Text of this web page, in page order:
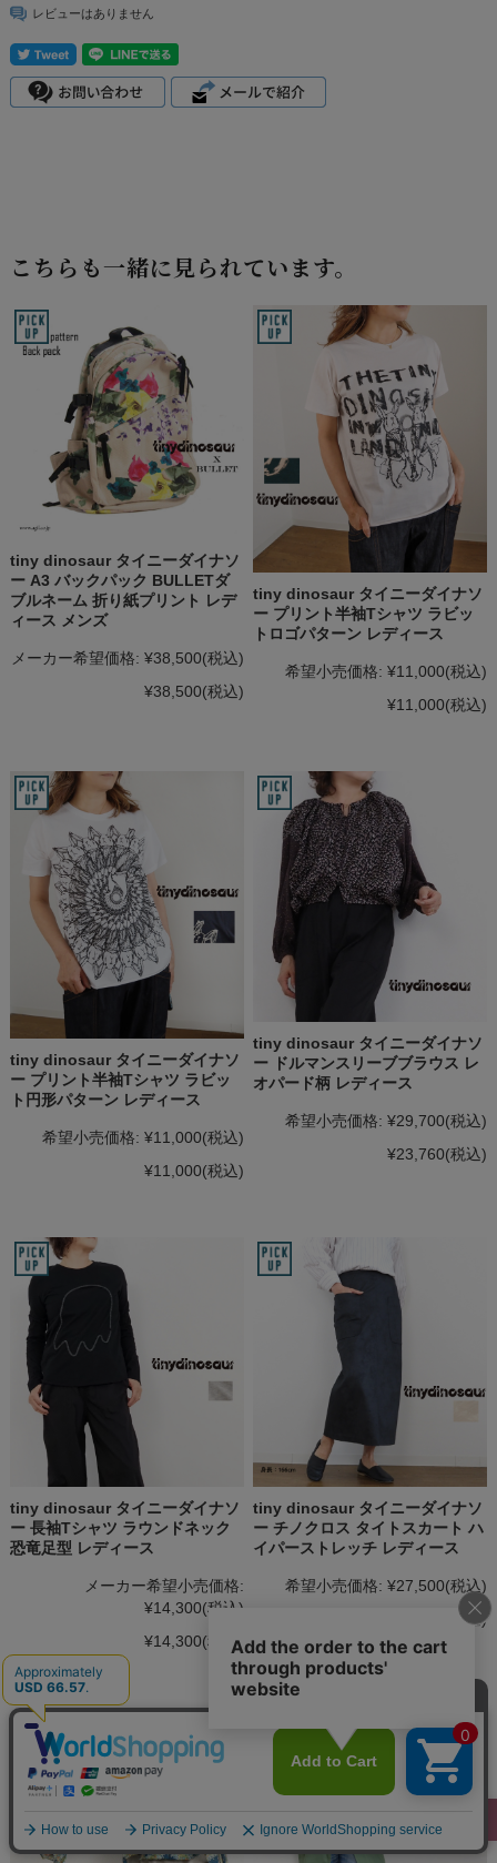
レビューはありません
こちらも一緒に見られています。
tiny dinosaur タイニーダイナソ
ー A3 バックパック BULLETダ
ブルネーム 折り紙プリント レデ
ィース メンズ
メーカー希望価格: ¥38,500(税込)
¥38,500(税込)
tiny dinosaur タイニーダイナソ
ー プリント半袖Tシャツ ラビッ
トロゴパターン レディース
希望小売価格: ¥11,000(税込)
¥11,000(税込)
tiny dinosaur タイニーダイナソ
ー プリント半袖Tシャツ ラビッ
ト円形パターン レディース
希望小売価格: ¥11,000(税込)
¥11,000(税込)
tiny dinosaur タイニーダイナソ
ー ドルマンスリーブブラウス レ
オパード柄 レディース
希望小売価格: ¥29,700(税込)
¥23,760(税込)
tiny dinosaur タイニーダイナソ
ー 長袖Tシャツ ラウンドネック
恐竜足型 レディース
メーカー希望小売価格:
¥14,300(税込)
¥14,300(税込)
tiny dinosaur タイニーダイナソ
ー チノクロス タイトスカート ハ
イパーストレッチ レディース
希望小売価格: ¥27,500(税込)
(税込)